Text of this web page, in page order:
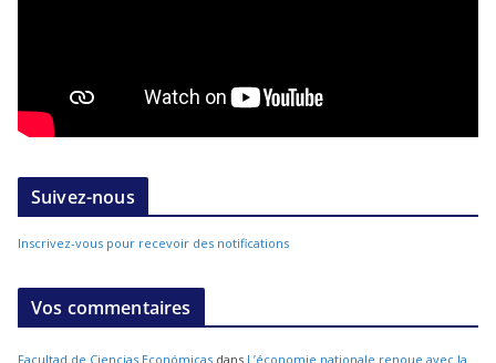
Suivez-nous
Inscrivez-vous pour recevoir des notifications
Vos commentaires
Facultad de Ciencias Económicas dans L’économie nationale renoue avec la